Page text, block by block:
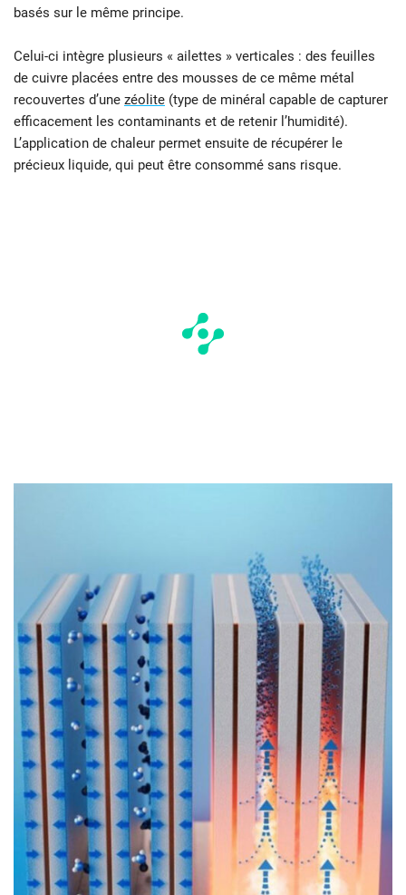
basés sur le même principe.
Celui-ci intègre plusieurs « ailettes » verticales : des feuilles
de cuivre placées entre des mousses de ce même métal
recouvertes d’une zéolite (type de minéral capable de capturer
efficacement les contaminants et de retenir l’humidité).
L’application de chaleur permet ensuite de récupérer le
précieux liquide, qui peut être consommé sans risque.